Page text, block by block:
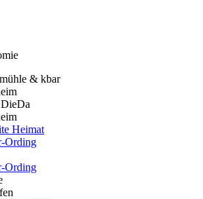
& kbar
Heimat
Ording
Ording